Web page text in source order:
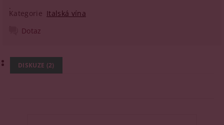
Kategorie Italská vína
Dotaz
DISKUZE (2)